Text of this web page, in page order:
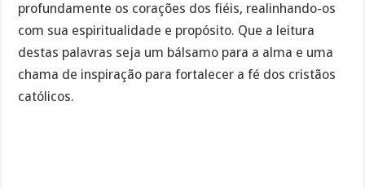
profundamente os corações dos fiéis, realinhando-os
com sua espiritualidade e propósito. Que a leitura
destas palavras seja um bálsamo para a alma e uma
chama de inspiração para fortalecer a fé dos cristãos
católicos.